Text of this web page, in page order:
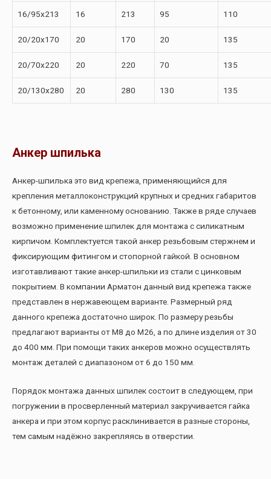
16/95х213 16 213 95 110
20/20х170 20 170 20 135
20/70х220 20 220 70 135
20/130х280 20 280 130 135
Анкер шпилька
Анкер-шпилька это вид крепежа, применяющийся для
крепления металлоконструкций крупных и средних габаритов
к бетонному, или каменному основанию. Также в ряде случаев
возможно применение шпилек для монтажа с силикатным
кирпичом. Комплектуется такой анкер резьбовым стержнем и
фиксирующим фитингом и стопорной гайкой. В основном
изготавливают такие анкер-шпильки из стали с цинковым
покрытием. В компании Арматон данный вид крепежа также
представлен в нержавеющем варианте. Размерный ряд
данного крепежа достаточно широк. По размеру резьбы
предлагают варианты от М8 до М26, а по длине изделия от 30
до 400 мм. При помощи таких анкеров можно осуществлять
монтаж деталей с диапазоном от 6 до 150 мм.
Порядок монтажа данных шпилек состоит в следующем, при
погружении в просверленный материал закручивается гайка
анкера и при этом корпус расклинивается в разные стороны,
тем самым надёжно закрепляясь в отверстии.